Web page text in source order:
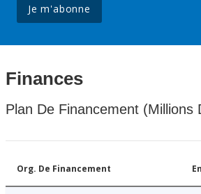
Je m'abonne
Finances
Plan De Financement (Millions
Org. De Financement